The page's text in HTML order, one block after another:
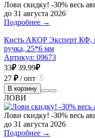
Лови скидку! -30% весь
до 31 августа 2026
Подробнее →
Кисть АКОР Эксперт КФ,
ручка, 25*6 мм
Артикул: 09673
33₽ 39.99₽
27 ₽/ опт
В корзину
ЛОВИ
Лови скидку! -30% весь
до 31 августа 2026
Подробнее →